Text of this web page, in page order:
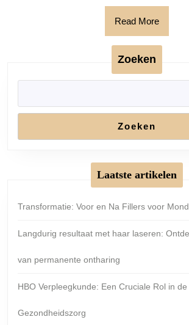
Read MoreRead
More
Zoeken
Zoeken
Laatste artikelen
Transformatie: Voor en Na Fillers voor
Langdurig resultaat met haar laseren:
van permanente ontharing
HBO Verpleegkunde: Een Cruciale Rol in de
Gezondheidszorg